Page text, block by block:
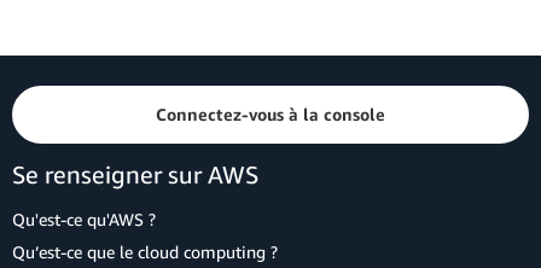
Connectez-vous à la console
Se renseigner sur AWS
Qu'est-ce qu'AWS ?
Qu’est-ce que le cloud computing ?